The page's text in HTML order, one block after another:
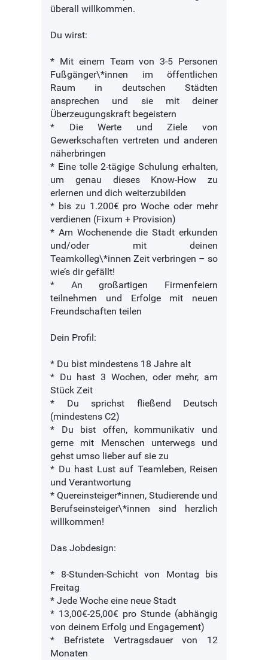
überall willkommen.
Du wirst:
* Mit einem Team von 3-5 Personen
Fußgänger\*innen im öffentlichen
Raum in deutschen Städten
ansprechen und sie mit deiner
Überzeugungskraft begeistern
* Die Werte und Ziele von
Gewerkschaften vertreten und anderen
näherbringen
* Eine tolle 2-tägige Schulung erhalten,
um genau dieses Know-How zu
erlernen und dich weiterzubilden
* bis zu 1.200€ pro Woche oder mehr
verdienen (Fixum + Provision)
* Am Wochenende die Stadt erkunden
und/oder mit deinen
Teamkolleg\*innen Zeit verbringen – so
wie’s dir gefällt!
* An großartigen Firmenfeiern
teilnehmen und Erfolge mit neuen
Freundschaften teilen
Dein Profil:
* Du bist mindestens 18 Jahre alt
* Du hast 3 Wochen, oder mehr, am
Stück Zeit
* Du sprichst fließend Deutsch
(mindestens C2)
* Du bist offen, kommunikativ und
gerne mit Menschen unterwegs und
gehst umso lieber auf sie zu
* Du hast Lust auf Teamleben, Reisen
und Verantwortung
* Quereinsteiger*innen, Studierende und
Berufseinsteiger\*innen sind herzlich
willkommen!
Das Jobdesign:
* 8-Stunden-Schicht von Montag bis
Freitag
* Jede Woche eine neue Stadt
* 13,00€-25,00€ pro Stunde (abhängig
von deinem Erfolg und Engagement)
* Befristete Vertragsdauer von 12
Monaten